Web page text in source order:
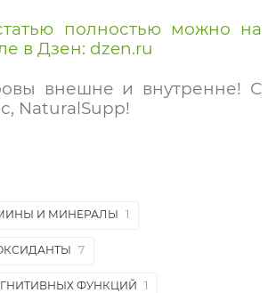
полностью можно на
в Дзен: dzen.ru
внешне и внутренне! С
NaturalSupp!
И МИНЕРАЛЫ 1
7
ФУНКЦИЙ 1